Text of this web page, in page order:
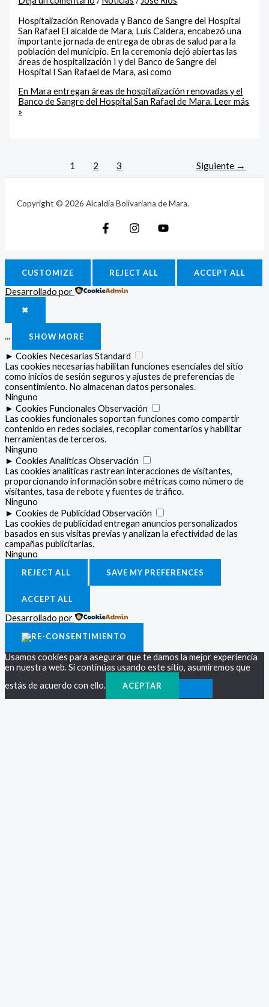
Hospitalización Renovada y Banco de Sangre del Hospital
San Rafael El alcalde de Mara, Luis Caldera, encabezó una
importante jornada de entrega de obras de salud para la
población del municipio. En la ceremonia dejó abiertas las
áreas de hospitalización I y del Banco de Sangre del
Hospital I San Rafael de Mara, así como
En Mara entregan áreas de hospitalización renovadas y el
Banco de Sangre del Hospital San Rafael de Mara. Leer más
»
1 2 3 Siguiente →
Copyright © 2026 Alcaldía Bolivariana de Mara.
CUSTOMIZE REJECT ALL ACCEPT ALL
Desarrollado por
✖
... SHOW MORE
► Cookies Necesarias Standard
Las cookies necesarias habilitan funciones esenciales del sitio
como inicios de sesión seguros y ajustes de preferencias de
consentimiento. No almacenan datos personales.
Ninguno
► Cookies Funcionales Observación
Las cookies funcionales soportan funciones como compartir
contenido en redes sociales, recopilar comentarios y habilitar
herramientas de terceros.
Ninguno
► Cookies Analíticas Observación
Las cookies analíticas rastrean interacciones de visitantes,
proporcionando información sobre métricas como número de
visitantes, tasa de rebote y fuentes de tráfico.
Ninguno
► Cookies de Publicidad Observación
Las cookies de publicidad entregan anuncios personalizados
basados en sus visitas previas y analizan la efectividad de las
campañas publicitarias.
Ninguno
REJECT ALL SAVE MY PREFERENCES
ACCEPT ALL
Desarrollado por
Usamos cookies para asegurar que te damos la mejor experiencia
en nuestra web. Si continúas usando este sitio, asumiremos que
estás de acuerdo con ello.
ACEPTAR